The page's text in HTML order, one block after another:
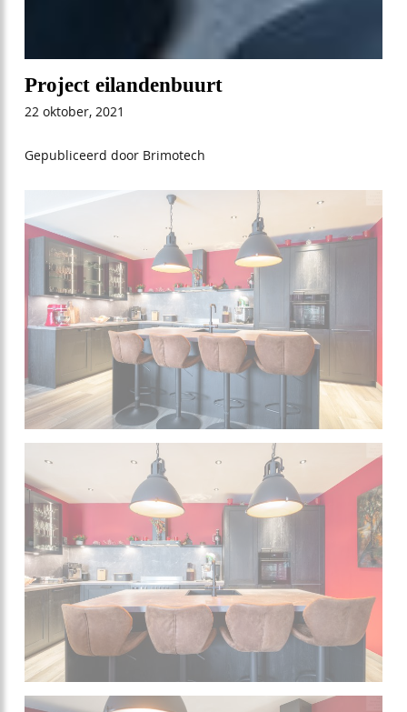
Project eilandenbuurt
22 oktober, 2021
Gepubliceerd door Brimotech